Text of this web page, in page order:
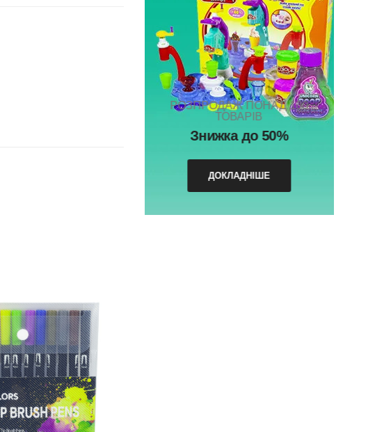
РОЗПРОДАЖ ПОНАД 100
ТОВАРІВ
Знижка до 50%
ДОКЛАДНІШЕ